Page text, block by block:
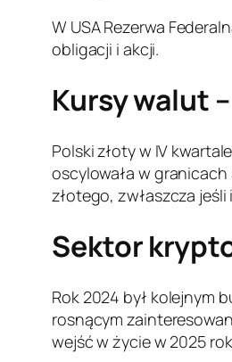
W USA Rezerwa
obligacji i akcji.
Kursy walut
Polski złoty w IV
oscylowała w granicach
złotego, zwłaszcza
Sektor
Rok 2024 był kolejnym
rosnącym
wejść w życie w 2025